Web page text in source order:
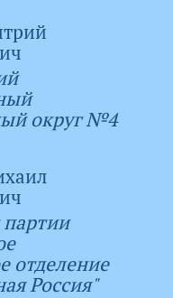
округ №4
отделение
Россия"